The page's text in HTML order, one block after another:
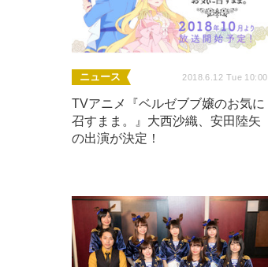
ニュース 2018.6.12 Tue 10:00
TVアニメ『ベルゼブブ嬢のお気に
召すまま。』大西沙織、安田陸矢
の出演が決定！